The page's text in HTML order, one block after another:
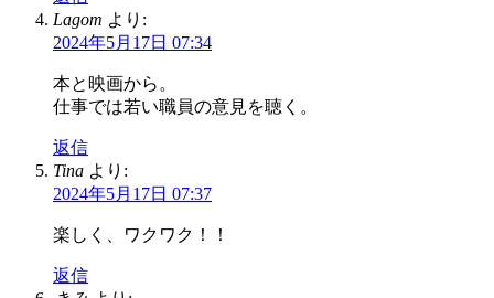
Lagom より:
2024年5月17日 07:34
本と映画から。
仕事では若い職員の意見を聴く。
返信
Tina より:
2024年5月17日 07:37
楽しく、ワクワク！！
返信